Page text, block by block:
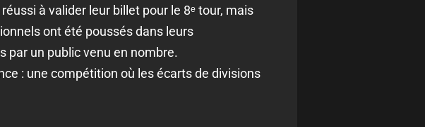
à valider leur billet pour le 8ᵉ tour, mais
ont été poussés dans leurs
par un public venu en nombre.
: une compétition où les écarts de divisions